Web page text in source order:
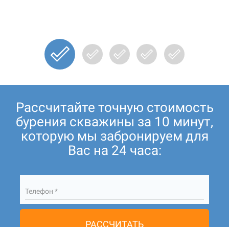
Рассчитайте точную стоимость
бурения скважины за 10 минут,
которую мы забронируем для
Вас на 24 часа:
Телефон *
РАССЧИТАТЬ